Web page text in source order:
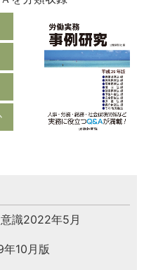
識2022年5月
10月版